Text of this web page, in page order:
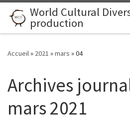
Skip to content
World Cultural
production
Accueil» 2021 »mars »04
Archives
mars 2021